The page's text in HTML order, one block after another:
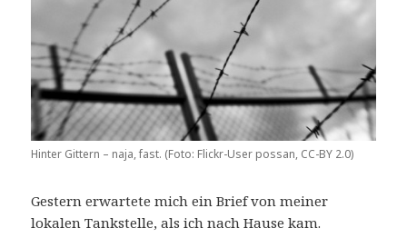
Hinter Gittern – naja, fast. (Foto: Flickr-User possan, CC-BY 2.0)
Gestern erwartete mich ein Brief von meiner
lokalen Tankstelle, als ich nach Hause kam.